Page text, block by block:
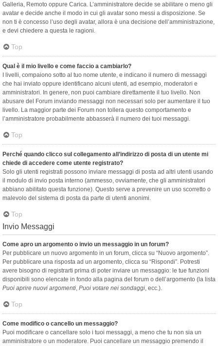
Galleria, Remoto oppure Carica. L’amministratore decide se abilitare o meno gli
avatar e decide anche il modo in cui gli avatar sono messi a disposizione. Se
non ti è concesso l’uso degli avatar, allora è una decisione dell’amministrazione,
e devi chiedere a questa le ragioni.
Top
Qual è il mio livello e come faccio a cambiarlo?
I livelli, compaiono sotto al tuo nome utente, e indicano il numero di messaggi
che hai inviato oppure identificano alcuni utenti, ad esempio, moderatori e
amministratori. In genere, non puoi cambiare direttamente il tuo livello. Non
abusare del Forum inviando messaggi non necessari solo per aumentare il tuo
livello. La maggior parte dei Forum non tollera questo comportamento e
l’amministratore probabilmente abbasserà il numero dei tuoi messaggi.
Top
Perché quando clicco sul collegamento all’indirizzo di posta di un utente mi
chiede di accedere come utente registrato?
Solo gli utenti registrati possono inviare messaggi di posta ad altri utenti usando
il modulo di invio posta interno (ammesso, ovviamente, che gli amministratori
abbiano abilitato questa funzione). Questo serve a prevenire un uso scorretto o
malevolo del sistema di posta da parte di utenti anonimi.
Top
Invio Messaggi
Come apro un argomento o invio un messaggio in un forum?
Per pubblicare un nuovo argomento in un forum, clicca su “Nuovo argomento”.
Per pubblicare una risposta ad un argomento, clicca su “Rispondi”. Potresti
avere bisogno di registrarti prima di poter inviare un messaggio: le tue funzioni
disponibili sono elencate in fondo alla pagina del forum o dell’argomento (la lista
Puoi aprire nuovi argomenti, Puoi votare nei sondaggi, ecc.).
Top
Come modifico o cancello un messaggio?
Puoi modificare o cancellare solo i tuoi messaggi, a meno che tu non sia un
amministratore o un moderatore. Puoi cancellare un messaggio premendo il